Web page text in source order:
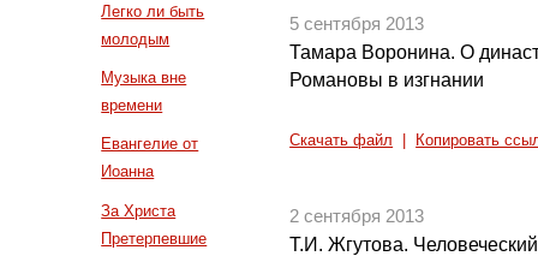
Легко ли быть
молодым
Музыка вне
времени
Евангелие от
Иоанна
За Христа
Претерпевшие
5 сентября 2013
Тамара Воронина. О
Романовы в изгнании
Скачать файл Копировать
2 сентября 2013
Т.И. Жгутова.